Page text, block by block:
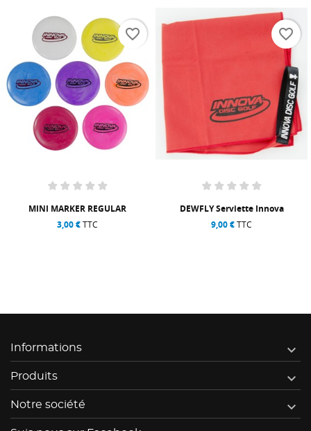
MINI MARKER REGULAR
3,00 €TTC
favorite_border
DEWFLY Serviette Innova
9,00 €TTC
favorite_border
Informations 
Produits 
Notre société 